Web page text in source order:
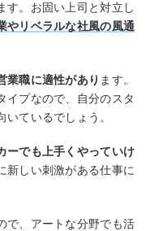
す。お固い上司と対立し
やリベラルな社風の風通
業職に適性があり ます。
イプなので、自分のスタ
ているでしょう。
ーでも上手くやっていけ
新しい刺激がある仕事に
で、アートな分野でも活